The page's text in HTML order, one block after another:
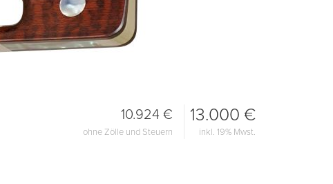
13.000 €
inkl. 19% Mwst.
10.924 €
ohne Zölle und Steuern